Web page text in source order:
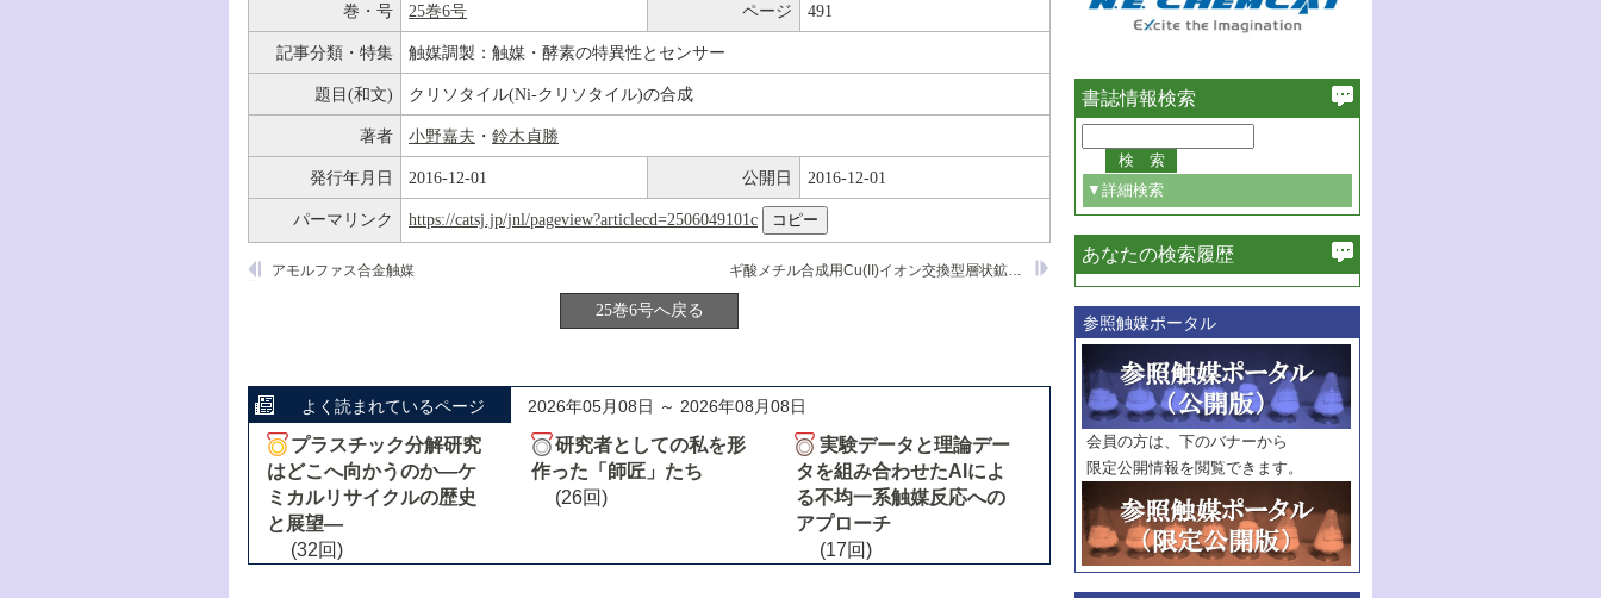
巻・号 25巻6号 ページ 491
記事分類・特集 触媒調製：触媒・酵素の特異性とセンサー
題目(和文) クリソタイル(Ni-クリソタイル)の合成
著者 小野嘉夫 ・ 鈴木貞勝
発行年月日 2016-12-01 公開日 2016-12-01
パーマリンク https://catsj.jp/jnl/pageview?articlecd=2506049101c
ギ酸メチル合成用Cu(II)イオン交換型層状鉱物触媒
アモルファス合金触媒
25巻6号へ戻る
よく読まれているページ 2026年05月08日 ～ 2026年08月08日
プラスチック分解研究
はどこへ向かうのか―ケ
ミカルリサイクルの歴史
と展望―
(32回)
研究者としての私を形
作った「師匠」たち
(26回)
実験データと理論デー
タを組み合わせたAIによ
る不均一系触媒反応への
アプローチ
(17回)
書誌情報検索
▼詳細検索
必ず含む
巻・号指定
巻
号
範囲指定
巻
号～
巻
号
触媒年鑑
年度
記事種別
マーク：
マークあり
あなたの検索履歴
参照触媒ポータル
会員の方は、下のバナーから
限定公開情報を閲覧できます。